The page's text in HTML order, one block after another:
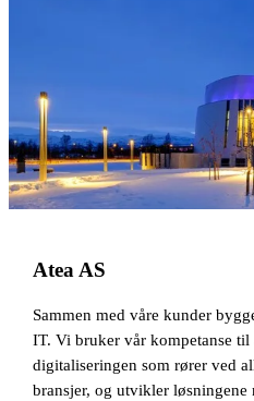
Atea AS
Sammen med våre kunder
IT. Vi bruker vår kompetanse
digitaliseringen som rører ved
bransjer, og utvikler løsningene